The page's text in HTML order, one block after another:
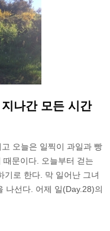
나간 모든 시간
오늘은 일찍이 과일과 빵
문이다. 오늘부터 걷는
기로 한다. 막 일어난 그녀
나선다. 어제 일(Day.28)의